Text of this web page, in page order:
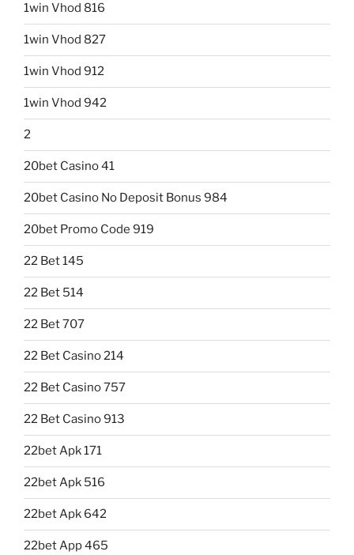
1win Vhod 816
1win Vhod 827
1win Vhod 912
1win Vhod 942
2
20bet Casino 41
20bet Casino No Deposit Bonus 984
20bet Promo Code 919
22 Bet 145
22 Bet 514
22 Bet 707
22 Bet Casino 214
22 Bet Casino 757
22 Bet Casino 913
22bet Apk 171
22bet Apk 516
22bet Apk 642
22bet App 465